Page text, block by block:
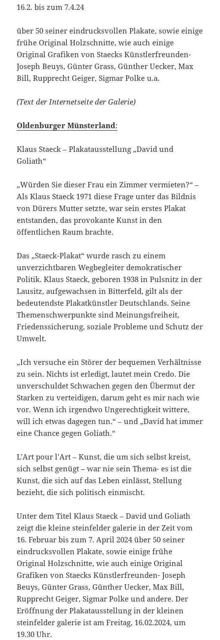
16.2. bis zum 7.4.24
über 50 seiner eindrucksvollen Plakate, sowie einige
frühe Original Holzschnitte, wie auch einige
Original Grafiken von Staecks Künstlerfreunden-
Joseph Beuys, Günter Grass, Günther Uecker, Max
Bill, Rupprecht Geiger, Sigmar Polke u.a.
(Text der Internetseite der Galerie)
Oldenburger Münsterland:
Klaus Staeck – Plakatausstellung „David und
Goliath“
„Würden Sie dieser Frau ein Zimmer vermieten?“ –
Als Klaus Staeck 1971 diese Frage unter das Bildnis
von Dürers Mutter setzte, war sein erstes Plakat
entstanden, das provokante Kunst in den
öffentlichen Raum brachte.
Das „Staeck-Plakat“ wurde rasch zu einem
unverzichtbaren Wegbegleiter demokratischer
Politik. Klaus Staeck, geboren 1938 in Pulsnitz in der
Lausitz, aufgewachsen in Bitterfeld, gilt als der
bedeutendste Plakatkünstler Deutschlands. Seine
Themenschwerpunkte sind Meinungsfreiheit,
Friedenssicherung, soziale Probleme und Schutz der
Umwelt.
„Ich versuche ein Störer der bequemen Verhältnisse
zu sein. Nichts ist erledigt, lautet mein Credo. Die
unverschuldet Schwachen gegen den Übermut der
Starken zu verteidigen, darum geht es mir nach wie
vor. Wenn ich irgendwo Ungerechtigkeit wittere,
will ich etwas dagegen tun.“ – und „David hat immer
eine Chance gegen Goliath.“
L’Art pour l’Art – Kunst, die um sich selbst kreist,
sich selbst genügt – war nie sein Thema- es ist die
Kunst, die sich auf das Leben einlässt, Stellung
bezieht, die sich politisch einmischt.
Unter dem Titel Klaus Staeck – David und Goliath
zeigt die kleine steinfelder galerie in der Zeit vom
16. Februar bis zum 7. April 2024 über 50 seiner
eindrucksvollen Plakate, sowie einige frühe
Original Holzschnitte, wie auch einige Original
Grafiken von Staecks Künstlerfreunden- Joseph
Beuys, Günter Grass, Günther Uecker, Max Bill,
Rupprecht Geiger, Sigmar Polke und andere. Der
Eröffnung der Plakatausstellung in der kleinen
steinfelder galerie ist am Freitag, 16.02.2024, um
19.30 Uhr.